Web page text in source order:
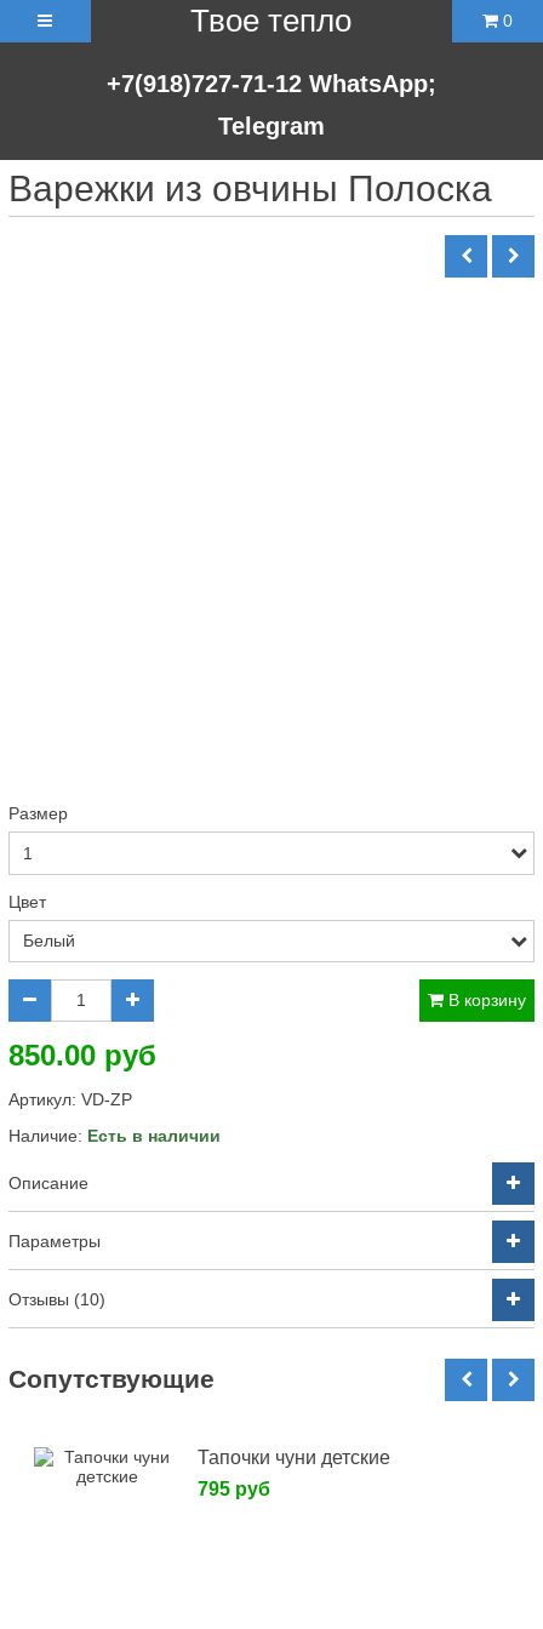
Твое тепло
+7(918)727-71-12 WhatsApp;
Telegram
0
Варежки из овчины Полоска
Размер
Цвет
В корзину
850.00 руб
Артикул: VD-ZP
Наличие: Есть в наличии
Описание
Параметры
Отзывы (10)
Cопутствующие
Тапочки чуни детские
795 руб